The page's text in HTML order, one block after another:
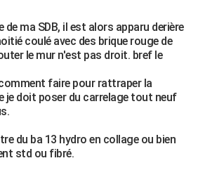
de ma SDB, il est alors apparu derière
coulé avec des brique rouge de
le mur n'est pas droit. bref le
faire pour rattraper la
je doit poser du carrelage tout neuf
du ba 13 hydro en collage ou bien
std ou fibré.